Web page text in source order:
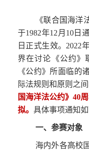
《联合国海洋
于1982年12月10日
日正式生效。2022
界在讨论《公约》
《公约》所面临的
际法规则和原则之间
国海洋法公约》40
拟。 具体事项通知如
一、参赛对象
海内外各高校